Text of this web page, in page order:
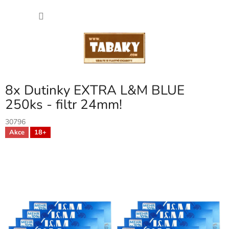
8x Dutinky EXTRA L&M BLUE
250ks - filtr 24mm!
30796
Akce 18+